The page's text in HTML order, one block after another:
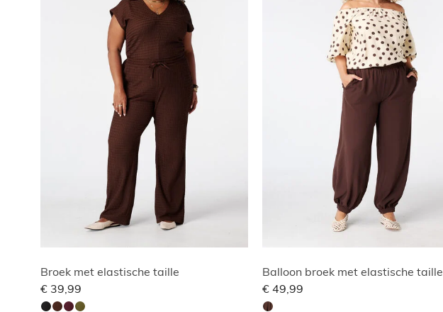
Broek met elastische taille
€ 39,99
Balloon broek met elastische taille
€ 49,99